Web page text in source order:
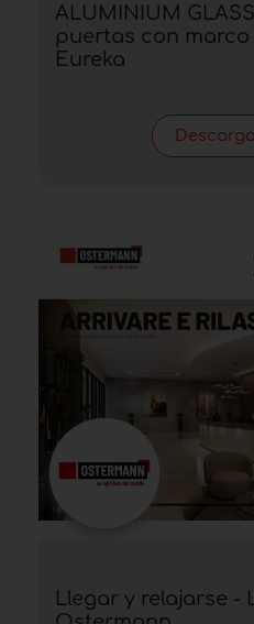
ALUMINIUM
puertas con marco
Eureka
Llegar y relajarse -